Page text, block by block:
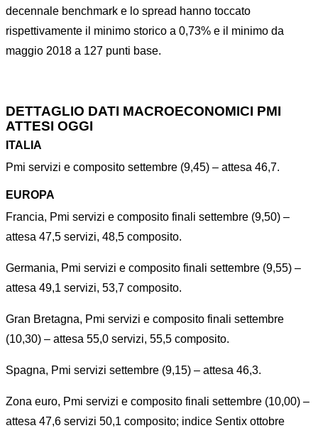
decennale benchmark e lo spread hanno toccato
rispettivamente il minimo storico a 0,73% e il minimo da
maggio 2018 a 127 punti base.
DETTAGLIO DATI MACROECONOMICI PMI
ATTESI OGGI
ITALIA
Pmi servizi e composito settembre (9,45) – attesa 46,7.
EUROPA
Francia, Pmi servizi e composito finali settembre (9,50) –
attesa 47,5 servizi, 48,5 composito.
Germania, Pmi servizi e composito finali settembre (9,55) –
attesa 49,1 servizi, 53,7 composito.
Gran Bretagna, Pmi servizi e composito finali settembre
(10,30) – attesa 55,0 servizi, 55,5 composito.
Spagna, Pmi servizi settembre (9,15) – attesa 46,3.
Zona euro, Pmi servizi e composito finali settembre (10,00) –
attesa 47,6 servizi 50,1 composito; indice Sentix ottobre